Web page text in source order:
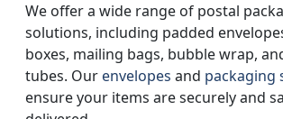
We offer a wide range of postal
solutions, including padded
boxes, mailing bags, bubble wrap,
tubes. Our envelopes and packaging
ensure your items are securely and